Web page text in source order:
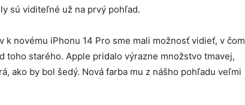
sú viditeľné už na prvý pohľad.
novému iPhonu 14 Pro sme mali možnosť vidieť, v čom
toho starého. Apple pridalo výrazne množstvo tmavej,
ako by bol šedý. Nová farba mu z nášho pohľadu veľmi